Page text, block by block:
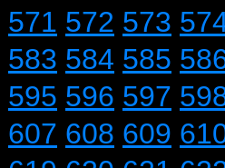
571 572 573
583 584 585
595 596 597
607 608 609